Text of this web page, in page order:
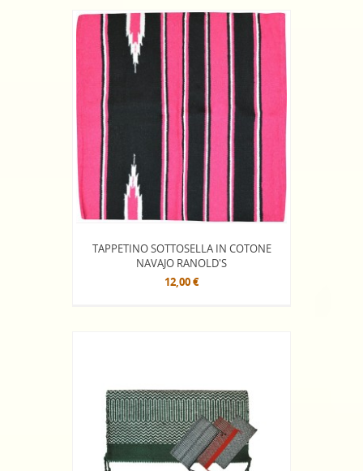
TAPPETINO SOTTOSELLA IN COTONE
NAVAJO RANOLD'S
12,00 €